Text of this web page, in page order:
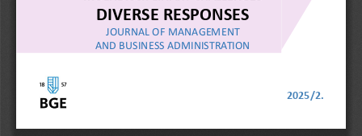
2025/2.
DIVERSE RESPONSES
JOURNAL OF MANAGEMENT
AND BUSINESS ADMINISTRATION